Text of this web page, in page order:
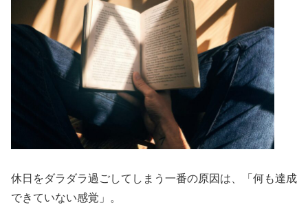
休日をダラダラ過ごしてしまう一番の原因は、「何も達成
できていない感覚」。